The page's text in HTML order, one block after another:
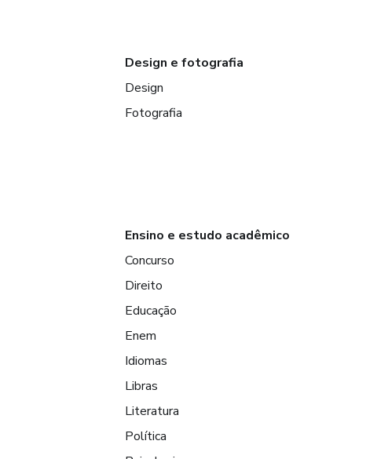
Design e fotografia
Design
Fotografia
Ensino e estudo acadêmico
Concurso
Direito
Educação
Enem
Idiomas
Libras
Literatura
Política